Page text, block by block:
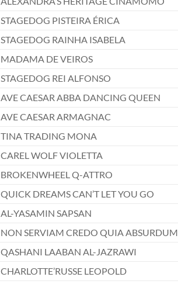
STAGEDOG PISTEIRA ÉRICA
STAGEDOG RAINHA ISABELA
MADAMA DE VEIROS
STAGEDOG REI ALFONSO
AVE CAESAR ABBA DANCING QUEEN
AVE CAESAR ARMAGNAC
TINA TRADING MONA
CAREL WOLF VIOLETTA
BROKENWHEEL Q-ATTRO
QUICK DREAMS CAN’T LET YOU GO
AL-YASAMIN SAPSAN
NON SERVIAM CREDO QUIA ABSURDUM
QASHANI LAABAN AL-JAZRAWI
CHARLOTTE’RUSSE LEOPOLD